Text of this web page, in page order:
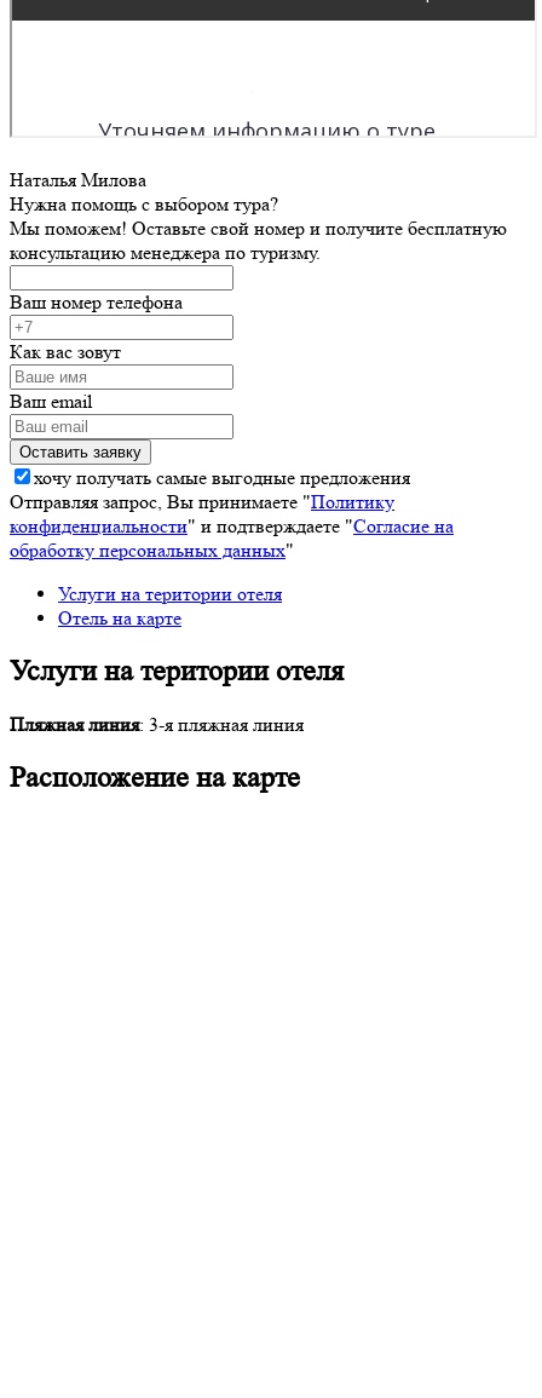
Наталья Милова
Нужна помощь с выбором тура?
Мы поможем! Оставьте свой номер и получите бесплатную
консультацию менеджера по туризму.
Ваш номер телефона
Как вас зовут
Ваш email
хочу получать самые выгодные предложения
Отправляя запрос, Вы принимаете "Политику
конфиденциальности" и подтверждаете "Согласие на
обработку персональных данных"
Услуги на територии отеля
Отель на карте
Услуги на територии отеля
Пляжная линия: 3-я пляжная линия
Расположение на карте